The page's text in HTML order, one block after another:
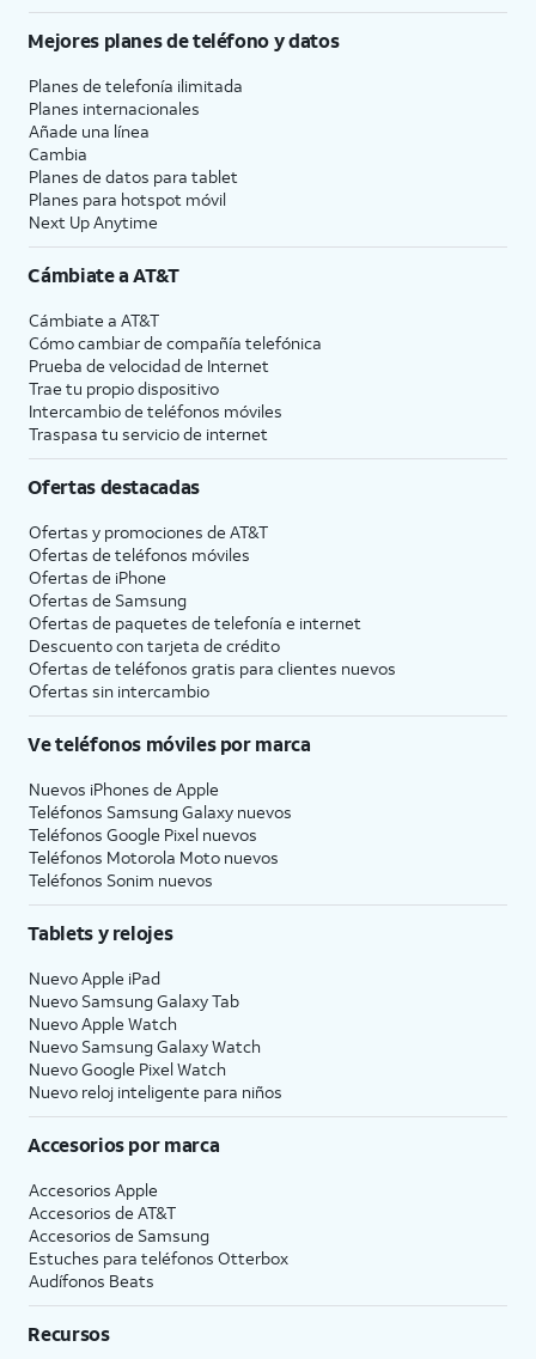
Mejores planes de teléfono y datos
Planes de telefonía ilimitada
Planes internacionales
Añade una línea
Cambia
Planes de datos para tablet
Planes para hotspot móvil
Next Up Anytime
Cámbiate aAT&T
Cámbiate a AT&T
Cómo cambiar de compañía telefónica
Prueba de velocidad de Internet
Trae tu propio dispositivo
Intercambio de teléfonos móviles
Traspasa tu servicio de internet
Ofertas destacadas
Ofertas y promociones de AT&T
Ofertas de teléfonos móviles
Ofertas de iPhone
Ofertas de Samsung
Ofertas de paquetes de telefonía e internet
Descuento con tarjeta de crédito
Ofertas de teléfonos gratis para clientes nuevos
Ofertas sin intercambio
Ve teléfonos móviles por marca
Nuevos iPhones de Apple
Teléfonos Samsung Galaxy nuevos
Teléfonos Google Pixel nuevos
Teléfonos Motorola Moto nuevos
Teléfonos Sonim nuevos
Tablets y relojes
Nuevo Apple iPad
Nuevo Samsung Galaxy Tab
Nuevo Apple Watch
Nuevo Samsung Galaxy Watch
Nuevo Google Pixel Watch
Nuevo reloj inteligente para niños
Accesorios por marca
Accesorios Apple
Accesorios de AT&T
Accesorios de Samsung
Estuches para teléfonos Otterbox
Audífonos Beats
Recursos